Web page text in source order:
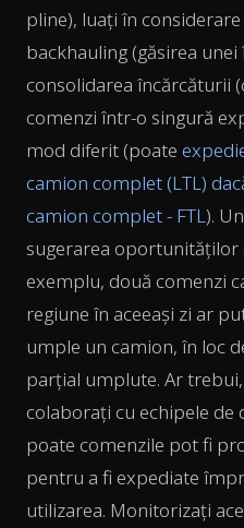
pline), luați în
backhauling (găsirea
consolidarea încărcăturii
comenzi într-o singură
mod diferit (poate
camion complet (LTL)
camion complet - FTL).
sugerarea oportunităților
exemplu, două comenzi
regiune în aceeași zi ar
umple un camion, în loc
parțial umplute. Ar trebui,
colaborați cu echipele de
poate comenzile pot fi
pentru a fi expediate
utilizarea. Monitorizați